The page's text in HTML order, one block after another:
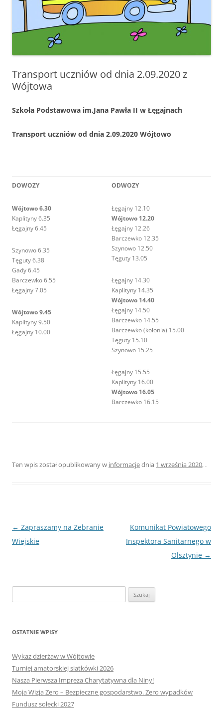
Transport uczniów od dnia 2.09.2020 z
Wójtowa
Szkoła Podstawowa im.Jana Pawła II w Łęgajnach
Transport uczniów od dnia 2.09.2020 Wójtowo
DOWOZY
Wójtowo 6.30
Kaplityny 6.35
Łęgajny 6.45
Szynowo 6.35
Tęguty 6.38
Gady 6.45
Barczewko 6.55
Łęgajny 7.05
Wójtowo 9.45
Kaplityny 9.50
Łęgajny 10.00
ODWOZY
Łęgajny 12.10
Wójtowo 12.20
Łęgajny 12.26
Barczewko 12.35
Szynowo 12.50
Tęguty 13.05
Łęgajny 14.30
Kaplityny 14.35
Wójtowo 14.40
Łęgajny 14.50
Barczewko 14.55
Barczewko (kolonia) 15.00
Tęguty 15.10
Szynowo 15.25
Łęgajny 15.55
Kaplityny 16.00
Wójtowo 16.05
Barczewko 16.15
Ten wpis został opublikowany w informacjednia 1 września 2020, .
Nawigacja
wpisu
← Zapraszamy na Zebranie
Wiejskie
Komunikat Powiatowego
Inspektora Sanitarnego w
Olsztynie →
OSTATNIE WPISY
Wykaz dzierżaw w Wójtowie
Turniej amatorskiej siatkówki 2026
Nasza Pierwsza Impreza Charytatywna dla Niny!
Moja Wizja Zero – Bezpieczne gospodarstwo. Zero wypadków
Fundusz sołecki 2027